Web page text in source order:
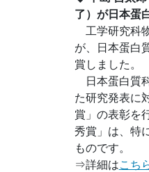
了）が日本蛋
工学研究科
が、日本蛋白
賞しました。
日本蛋白質
た研究発表に
賞」の表彰を
秀賞」は、特
ものです。
⇒詳細はこち